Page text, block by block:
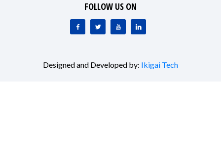
FOLLOW US ON
Designed and Developed by: Ikigai Tech